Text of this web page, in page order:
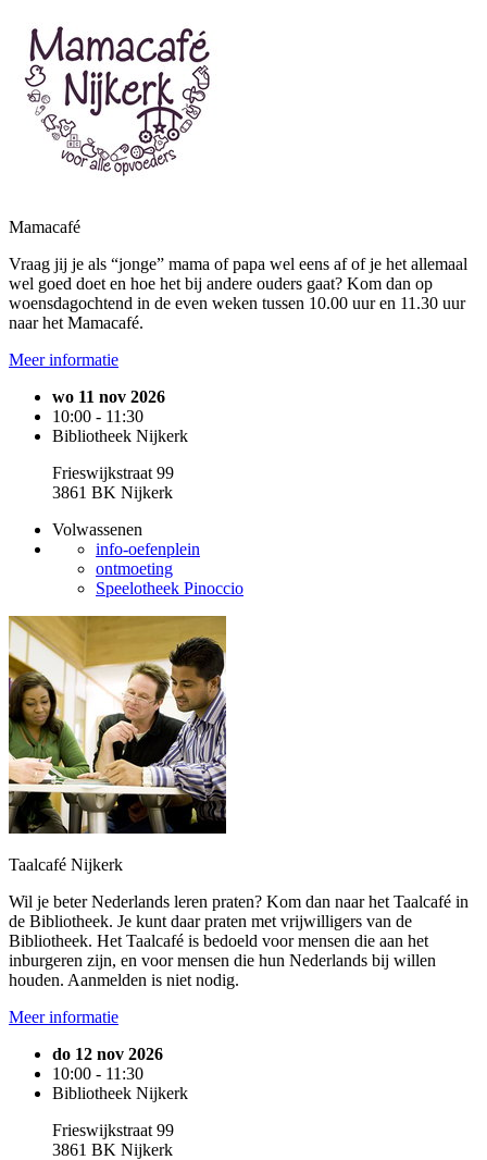
Mamacafé
Vraag jij je als “jonge” mama of papa wel eens af of je het allemaal
wel goed doet en hoe het bij andere ouders gaat? Kom dan op
woensdagochtend in de even weken tussen 10.00 uur en 11.30 uur
naar het Mamacafé.
Meer informatie
wo 11 nov 2026
10:00 - 11:30
Bibliotheek Nijkerk
Frieswijkstraat 99
3861 BK Nijkerk
Volwassenen
info-oefenplein
ontmoeting
Speelotheek Pinoccio
Taalcafé Nijkerk
Wil je beter Nederlands leren praten? Kom dan naar het Taalcafé in
de Bibliotheek. Je kunt daar praten met vrijwilligers van de
Bibliotheek. Het Taalcafé is bedoeld voor mensen die aan het
inburgeren zijn, en voor mensen die hun Nederlands bij willen
houden. Aanmelden is niet nodig.
Meer informatie
do 12 nov 2026
10:00 - 11:30
Bibliotheek Nijkerk
Frieswijkstraat 99
3861 BK Nijkerk